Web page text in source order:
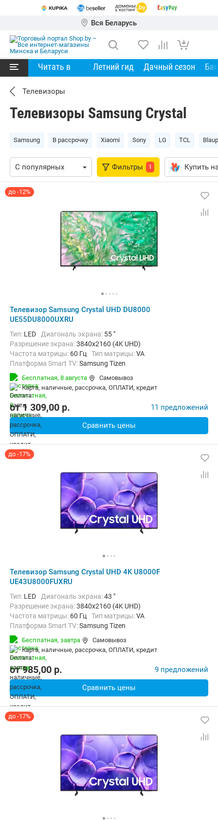
Вся Беларусь
Читать в Летний гид Дачный сезон
Телевизоры
Телевизоры Samsung Crystal
Samsung В рассрочку Xiaomi Sony LG TCL
Фильтры 1 Купить
до -12%
Телевизор Samsung Crystal UHD DU8000
UE55DU8000UXRU
Тип: LED Диагональ экрана: 55 "
Разрешение экрана:3840x2160 (4K UHD)
Частота матрицы: 60 Гц Тип матрицы:VA
Платформа Smart TV:Samsung Tizen
Беспроводные интерфейсы:
Бесплатная, 8 августа
Самовывоз
карта, наличные, рассрочка, ОПЛАТИ, кредит
от1 309,00 p. 11 предложений
Сравнить цены
до -17%
Телевизор Samsung Crystal UHD 4K U8000F
UE43U8000FUXRU
Тип: LED Диагональ экрана:43 "
Разрешение экрана:3840x2160 (4K UHD)
Частота матрицы: 60 Гц Тип матрицы:VA
Платформа Smart TV:Samsung Tizen
Беспроводные интерфейсы:
Бесплатная, завтра
Самовывоз
карта, наличные, рассрочка, ОПЛАТИ, кредит
от985,00 p. 9 предложений
Сравнить цены
до -17%